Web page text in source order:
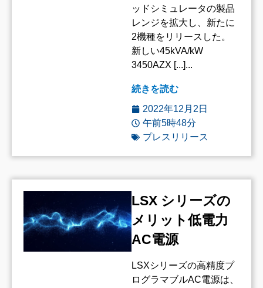
ッドシミュレータの製品
レンジを拡大し、新たに
2機種をリリースした。
新しい45kVA/kW
3450AZX [...]...
続きを読む
2022年12月2日
午前5時48分
プレスリリース
LSX シリーズの
メリット低電力
AC電源
LSXシリーズの高精度プ
ログラマブルAC電源は、